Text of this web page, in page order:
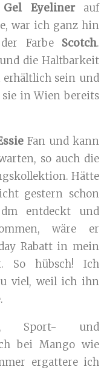
Eyelinerauf
war ich ganz hin
Farbe Scotch.
die Haltbarkeit
erhältlich sein und
sie in Wien bereits
Fan und kann
so auch die
Hätte
gestern schon
entdeckt und
wäre er
Rabatt in mein
So hübsch! Ich
viel, weil ich ihn
Sport- und
bei Mango wie
ergattere ich